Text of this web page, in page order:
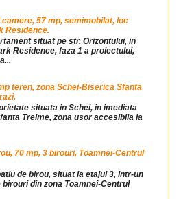
57 mp, semimobilat, loc
Residence.
situat pe str. Orizontului, in
Residence, faza 1 a proiectului,
teren, zona Schei-Biserica Sfanta
situata in Schei, in imediata
Treime, zona usor accesibila la
70 mp, 3 birouri, Toamnei-Centrul
de birou, situat la etajul 3, intr-un
din zona Toamnei-Centrul